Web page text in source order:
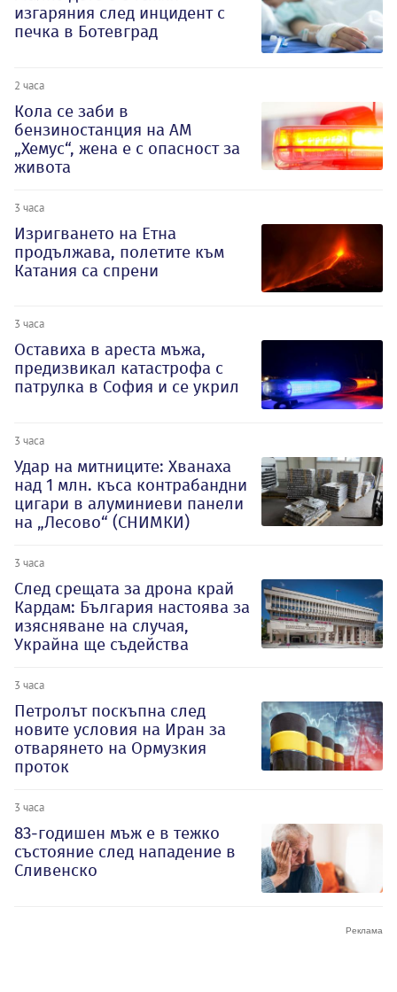
изгаряния след инцидент с
печка в Ботевград
2 часа
Кола се заби в
бензиностанция на АМ
„Хемус“, жена е с опасност за
живота
3 часа
Изригването на Етна
продължава, полетите към
Катания са спрени
3 часа
Оставиха в ареста мъжа,
предизвикал катастрофа с
патрулка в София и се укрил
3 часа
Удар на митниците: Хванаха
над 1 млн. къса контрабандни
цигари в алуминиеви панели
на „Лесово“ (СНИМКИ)
3 часа
След срещата за дрона край
Кардам: България настоява за
изясняване на случая,
Украйна ще съдейства
3 часа
Петролът поскъпна след
новите условия на Иран за
отварянето на Ормузкия
проток
3 часа
83-годишен мъж е в тежко
състояние след нападение в
Сливенско